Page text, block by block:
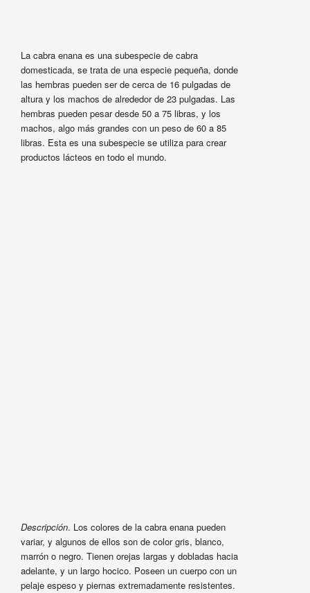
La cabra enana es una subespecie de cabra
domesticada, se trata de una especie pequeña, donde
las hembras pueden ser de cerca de 16 pulgadas de
altura y los machos de alrededor de 23 pulgadas. Las
hembras pueden pesar desde 50 a 75 libras, y los
machos, algo más grandes con un peso de 60 a 85
libras. Esta es una subespecie se utiliza para crear
productos lácteos en todo el mundo.
Descripción. Los colores de la cabra enana pueden
variar, y algunos de ellos son de color gris, blanco,
marrón o negro. Tienen orejas largas y dobladas hacia
adelante, y un largo hocico. Poseen un cuerpo con un
pelaje espeso y piernas extremadamente resistentes.